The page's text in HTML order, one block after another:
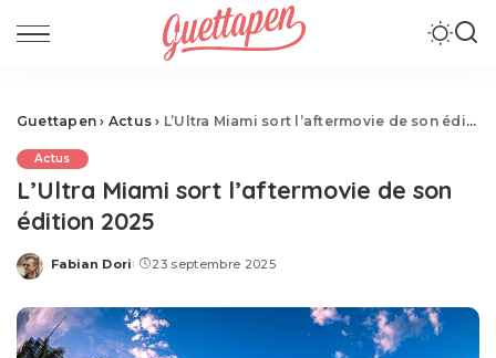
Guettapen › Actus › L’Ultra Miami sort l’aftermovie de son édition 2025
Actus
L’Ultra Miami sort l’aftermovie de son
édition 2025
Posted
Fabian Dori 23 septembre 2025